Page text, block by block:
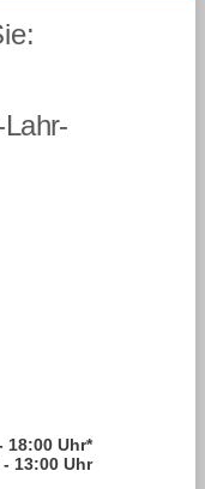
18:00 Uhr*
13:00 Uhr